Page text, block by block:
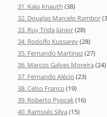
31. Kaio Knauth (38)
32. Douglas Marcelo Rambor
33. Ruy Trida Júnior(28)
34. Rodolfo Kussarev(28)
35. Fernando Martinez(27)
36. Marcos Galves Moreira (24)
37. Fernando Alécio (23)
38. Celso Franco (19)
39. Roberto Pypcak(16)
40. Ramssés Silva (15)